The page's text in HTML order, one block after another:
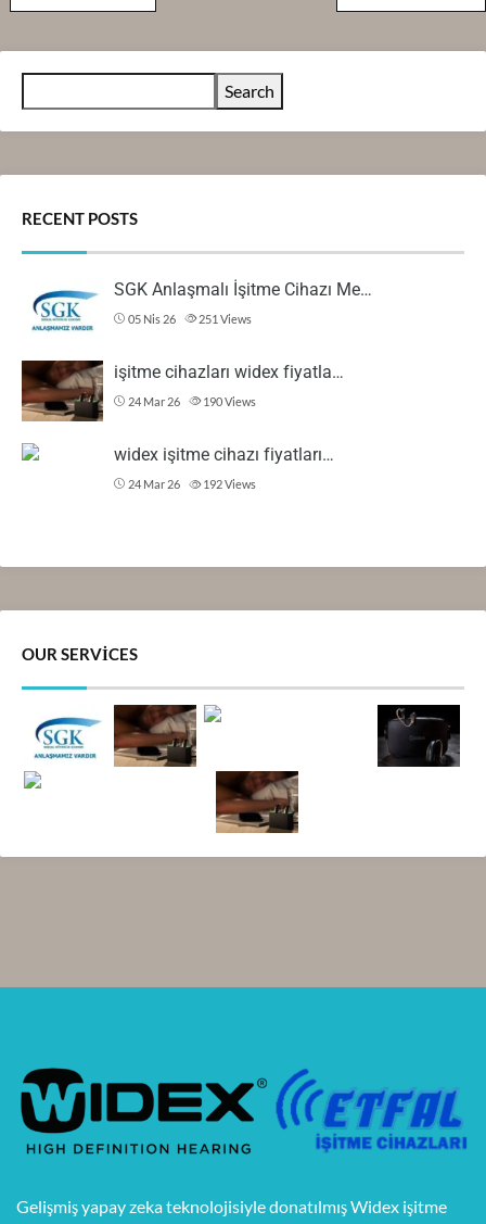
Search
RECENT POSTS
SGK Anlaşmalı İşitme Cihazı Me…
05 Nis 26 251 Views
işitme cihazları widex fiyatla…
24 Mar 26 190Views
widex işitme cihazı fiyatları…
24 Mar 26 192Views
OUR SERVICES
Gelişmiş yapay zeka teknolojisiyle donatılmış Widex işitme